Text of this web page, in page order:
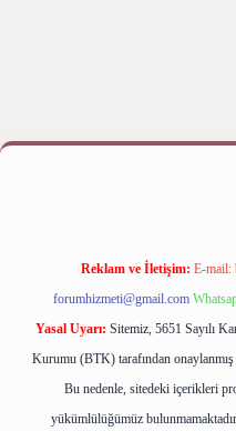
yapbetexper bahis
Reklam ve İletişim: E-mail:
forumhizmeti@gmail.com
Yasal Uyarı: Sitemiz, 5651 Sayılı
Kurumu (BTK) tarafından
Bu nedenle, sitedeki içerikleri
yükümlülüğümüz